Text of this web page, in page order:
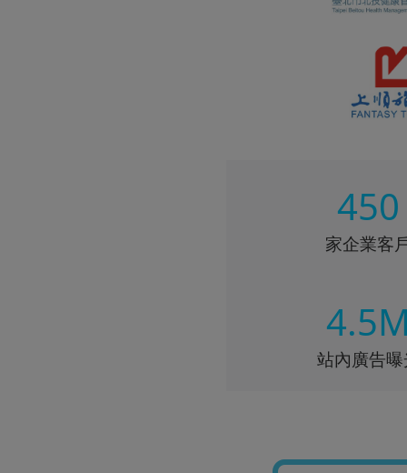
450
家企業客
站內廣告